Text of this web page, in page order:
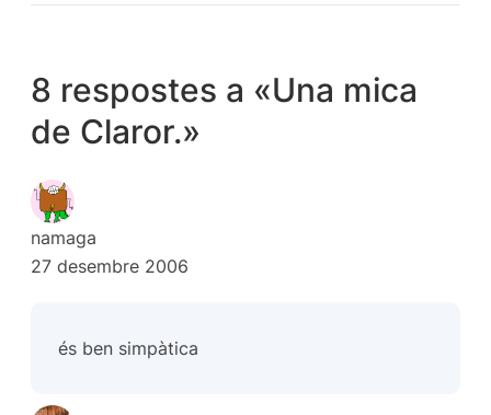
8 respostes a «Una mica
de Claror.»
namaga
27 desembre 2006
és ben simpàtica